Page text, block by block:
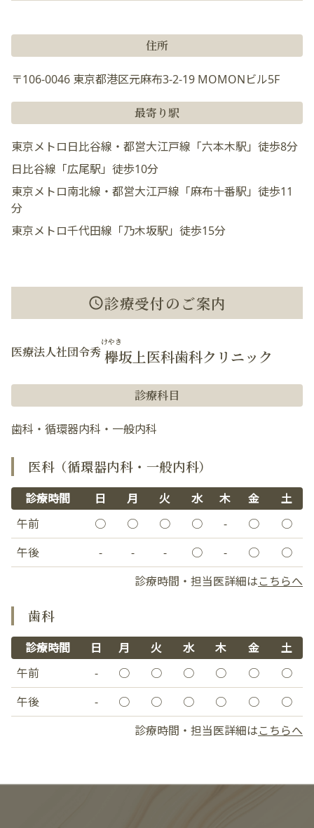
住所
〒106-0046 東京都港区元麻布3-2-19 MOMONビル5F
最寄り駅
東京メトロ日比谷線・都営大江戸線「六本木駅」徒歩8分
日比谷線「広尾駅」徒歩10分
東京メトロ南北線・都営大江戸線「麻布十番駅」徒歩11
分
東京メトロ千代田線「乃木坂駅」徒歩15分
診療受付のご案内
医療法人社団令秀 欅
けやき
坂上医科歯科クリニック
診療科目
歯科・循環器内科・一般内科
医科（循環器内科・一般内科）
診療時間 日 月 火 水 木 金
土
午前
○ ○ ○ ○ - ○
○
午後
- - - ○ - ○
○
診療時間・担当医詳細はこちらへ
歯科
診療時間 日 月 火 水 木 金
土
午前
- ○ ○ ○ ○ ○
○
午後
- ○ ○ ○ ○ ○
○
診療時間・担当医詳細はこちらへ